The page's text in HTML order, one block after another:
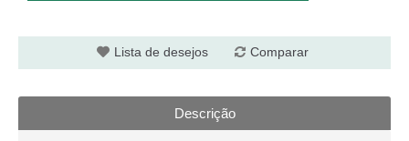
Lista de desejos Comparar
Descrição